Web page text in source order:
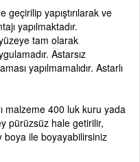
yapıştırılarak ve
yapılmaktadır.
tam olarak
Astarsız
yapılmamalıdır. Astarlı
malzeme 400 luk kuru yada
pürüzsüz hale getirilir,
boya ile boyayabilirsiniz